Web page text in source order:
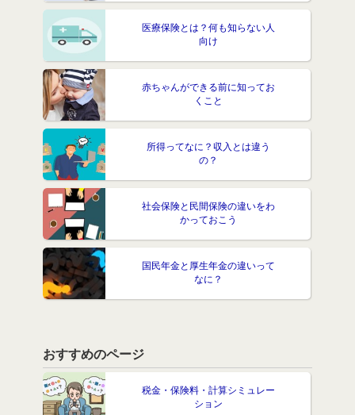
医療保険とは？何も知らない人
向け
赤ちゃんができる前に知ってお
くこと
所得ってなに？収入とは違う
の？
社会保険と民間保険の違いをわ
かっておこう
国民年金と厚生年金の違いって
なに？
おすすめのページ
税金・保険料・計算シミュレー
ション